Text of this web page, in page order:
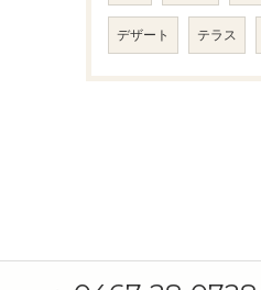
デザート テラス